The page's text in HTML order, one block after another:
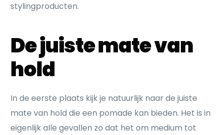
stylingproducten.
De juiste mate van
hold
In de eerste plaats kijk je natuurlijk naar de juiste
mate van hold die een pomade kan bieden. Het is in
eigenlijk alle gevallen zo dat het om medium tot